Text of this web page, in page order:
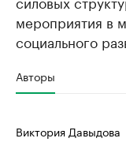
мероприятия в
социального
Авторы
Виктория Давыдова